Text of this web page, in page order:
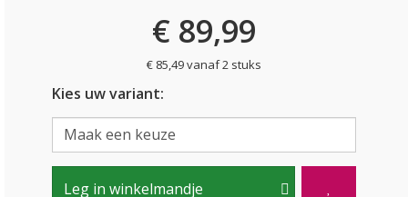
€ 89,99
€ 85,49 vanaf 2 stuks
Kies uw variant:
Leg in winkelmandje